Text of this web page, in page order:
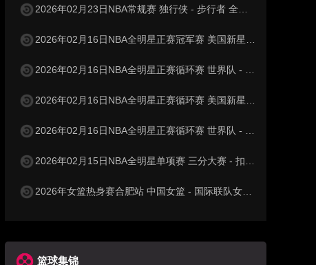
2026年02月23日NBA常规赛 独行侠 - 步行者 全场录像
2026年02月16日NBA全明星正赛冠军赛 美国新星队 - 美国星条队 全场录像
2026年02月16日NBA全明星正赛循环赛 世界队 - 美国星条队 全场录像
2026年02月16日NBA全明星正赛循环赛 美国新星队 - 美国星条队 全场录像
2026年02月16日NBA全明星正赛循环赛 世界队 - 美国新星队 全场录像
2026年02月15日NBA全明星单项赛 三分大赛 - 扣篮大赛 全场录像
2026年女篮热身赛合肥站 中国女篮 - 国际联队女篮 全场录像
篮球集锦